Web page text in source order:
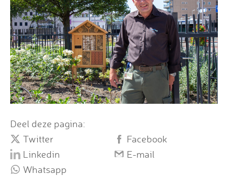
Deel deze pagina:
Twitter
Facebook
Linkedin
E-mail
Whatsapp